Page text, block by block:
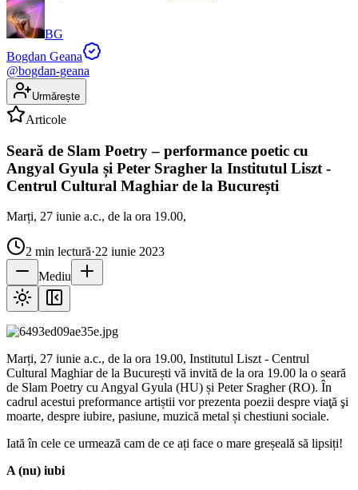
BG
Bogdan Geana
@bogdan-geana
Urmărește
Articole
Seară de Slam Poetry – performance poetic cu
Angyal Gyula și Peter Sragher la Institutul Liszt -
Centrul Cultural Maghiar de la București
Marți, 27 iunie a.c., de la ora 19.00,
2 min lectură·22 iunie 2023
Mediu
Marți, 27 iunie a.c., de la ora 19.00, Institutul Liszt - Centrul
Cultural Maghiar de la București vă invită de la ora 19.00 la o seară
de Slam Poetry cu Angyal Gyula (HU) și Peter Sragher (RO). În
cadrul acestui preformance artiștii vor prezenta poezii despre viaţă şi
moarte, despre iubire, pasiune, muzică metal și chestiuni sociale.
Iată în cele ce urmează cam de ce ați face o mare greșeală să lipsiți!
A (nu) iubi